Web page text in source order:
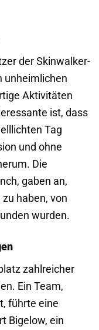
der Skinwalker-
unheimlichen
Aktivitäten
ist, dass
Tag
und ohne
Die
gaben an,
haben, von
wurden.
zahlreicher
Ein Team,
führte eine
Bigelow, ein